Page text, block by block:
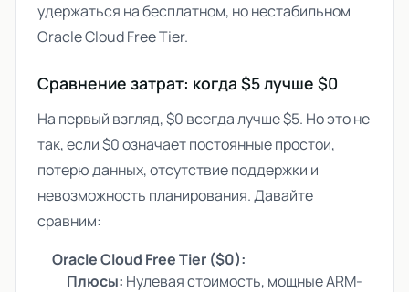
удержаться на бесплатном, но нестабильном
Oracle Cloud Free Tier.
Сравнение затрат: когда $5 лучше $0
На первый взгляд, $0 всегда лучше $5. Но это не
так, если $0 означает постоянные простои,
потерю данных, отсутствие поддержки и
невозможность планирования. Давайте
сравним:
Oracle Cloud Free Tier ($0):
Плюсы: Нулевая стоимость, мощные ARM-